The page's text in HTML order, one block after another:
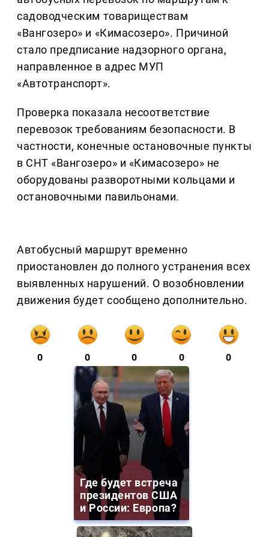
садоводческим товариществам
«Вангозеро» и «Кимасозеро». Причиной
стало предписание надзорного органа,
направленное в адрес МУП
«Автотранспорт».
Проверка показала несоответствие
перевозок требованиям безопасности. В
частности, конечные остановочные пункты
в СНТ «Вангозеро» и «Кимасозеро» не
оборудованы разворотными кольцами и
остановочными павильонами.
Автобусный маршрут временно
приостановлен до полного устранения всех
выявленных нарушений. О возобновлении
движения будет сообщено дополнительно.
0 0 0 0 0
Где будет встреча
президентов США
и России: Европа?